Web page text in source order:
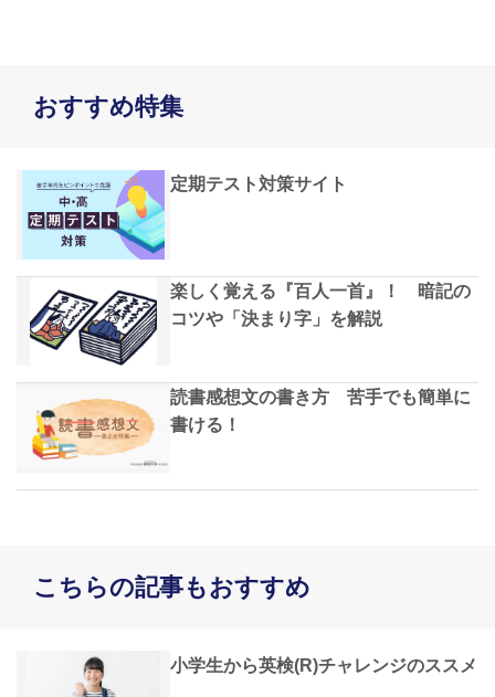
おすすめ特集
定期テスト対策サイト
楽しく覚える『百人一首』！ 暗記の
コツや「決まり字」を解説
読書感想文の書き方 苦手でも簡単に
書ける！
こちらの記事もおすすめ
小学生から英検(R)チャレンジのススメ